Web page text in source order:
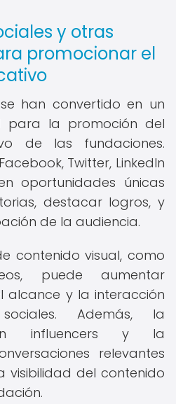
y otras
promocionar el
han convertido en un
para la promoción del
de las fundaciones.
Twitter, LinkedIn
oportunidades únicas
destacar logros, y
de la audiencia.
contenido visual, como
puede aumentar
alcance y la interacción
Además, la
influencers y la
relevantes
visibilidad del contenido